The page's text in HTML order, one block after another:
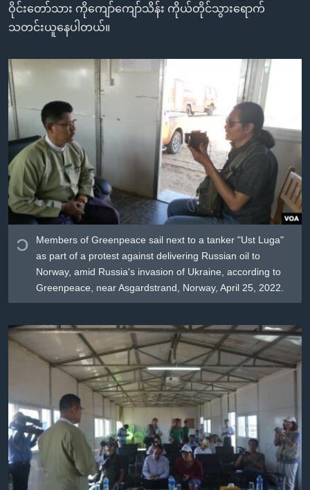
ရန်
ပင်မ
ညွန်း
စာမျက်နှာ
သို့
ကျော်
ကြည့်
ရန်
ရှာဖွေ
ရန်
နေရာ
ကျော်
မကြေးမုံရဲ့ အင်္ဂလိပ်စာ
ရုပ်ရှင်ထဲက အင်္ဂလိပ်စာ
သုတပဒေသာ အင်္ဂလိပ်စာ
ရေဒီယို
တီဗွီ
ရေဒီယိုနှင့်ရုပ်သံ အချက်အလက်များ
ရေဒီယို/တီဗွီအစီအစဉ်
Learning English
ဗွီအိုအေ လူမှုကွန်ယက်များ
ဘာသာစကားများ
ဝိုင်းတော်သား ကိုကျော်ကျော်သိန်း ကိုယ်တိုင်သွားရောက်
သတင်းယူနေပါတယ်။
၁
Members of Greenpeace sail next to a tanker "Ust Luga"
as part of a protest against delivering Russian oil to
Norway, amid Russia's invasion of Ukraine, according to
Greenpeace, near Asgardstrand, Norway, April 25, 2022.